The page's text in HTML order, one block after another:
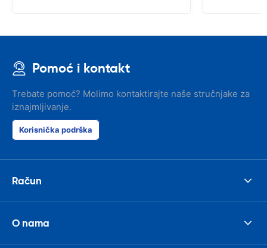
Pomoć i kontakt
Trebate pomoć? Molimo kontaktirajte naše stručnjake za
iznajmljivanje.
Korisnička podrška
Račun
O nama